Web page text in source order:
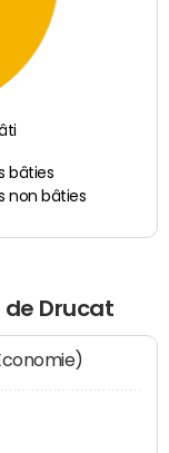
bâties
non bâties
de Drucat